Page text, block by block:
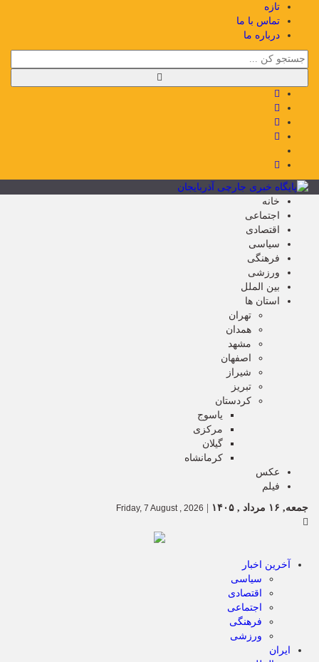
تازه
تماس با ما
درباره ما
خانه
اجتماعی
اقتصادی
سیاسی
فرهنگی
ورزشی
بین الملل
استان ها
تهران
همدان
مشهد
اصفهان
شیراز
تبریز
کردستان
یاسوج
مرکزی
گیلان
کرمانشاه
عکس
فیلم
جمعه, ۱۶ مرداد , ۱۴۰۵
Friday, 7 August , 2026
آخرین اخبار
سیاسی
اقتصادی
اجتماعی
فرهنگی
ورزشی
ایران